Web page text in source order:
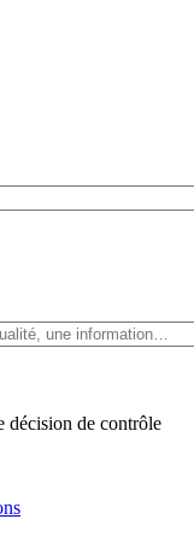
décision de contrôle